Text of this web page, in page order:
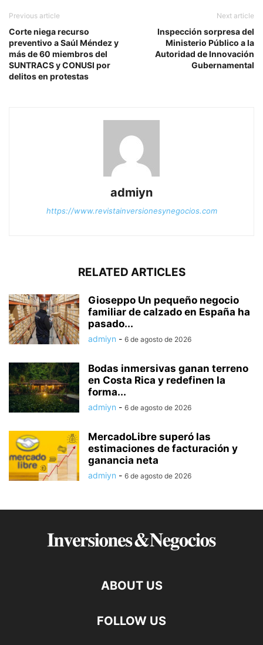
Previous article
Corte niega recurso
preventivo a Saúl Méndez y
más de 60 miembros del
SUNTRACS y CONUSI por
delitos en protestas
Next article
Inspección sorpresa del
Ministerio Público a la
Autoridad de Innovación
Gubernamental
admiyn
https://www.revistainversionesynegocios.com
RELATED ARTICLES
Gioseppo Un pequeño negocio
familiar de calzado en España ha
pasado...
admiyn - 6 de agosto de 2026
Bodas inmersivas ganan terreno
en Costa Rica y redefinen la
forma...
admiyn - 6 de agosto de 2026
MercadoLibre superó las
estimaciones de facturación y
ganancia neta
admiyn - 6 de agosto de 2026
ABOUT US
FOLLOW US